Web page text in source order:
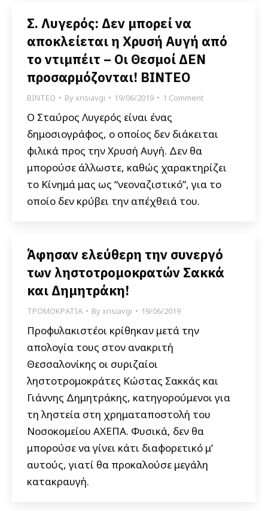
Σ. Λυγερός: Δεν μπορεί να
αποκλείεται η Χρυσή Αυγή από
το ντιμπέιτ – Οι Θεσμοί ΔΕΝ
προσαρμόζονται! ΒΙΝΤΕΟ
ΒΙΝΤΕΟ Byxrisiavgi 19/06/2019 1 Comment
Ο Σταύρος Λυγερός είναι ένας
δημοσιογράφος, ο οποίος δεν διάκειται
φιλικά προς την Χρυσή Αυγή. Δεν θα
μπορούσε άλλωστε, καθώς χαρακτηρίζει
το Κίνημά μας ως “νεοναζιστικό”, για το
οποίο δεν κρύβει την απέχθειά του.
Άφησαν ελεύθερη την συνεργό
των ληστοτρομοκρατών Σακκά
και Δημητράκη!
ΤΡΟΜΟΚΡΑΤΙΑ Byxrisiavgi 19/06/2019
Προφυλακιστέοι κρίθηκαν μετά την
απολογία τους στον ανακριτή
Θεσσαλονίκης οι συριζαίοι
ληστοτρομοκράτες Κώστας Σακκάς και
Γιάννης Δημητράκης, κατηγορούμενοι για
τη ληστεία στη χρηματαποστολή του
Νοσοκομείου ΑΧΕΠΑ. Φυσικά, δεν θα
μπορούσε να γίνει κάτι διαφορετικό μ’
αυτούς, γιατί θα προκαλούσε μεγάλη
κατακραυγή.